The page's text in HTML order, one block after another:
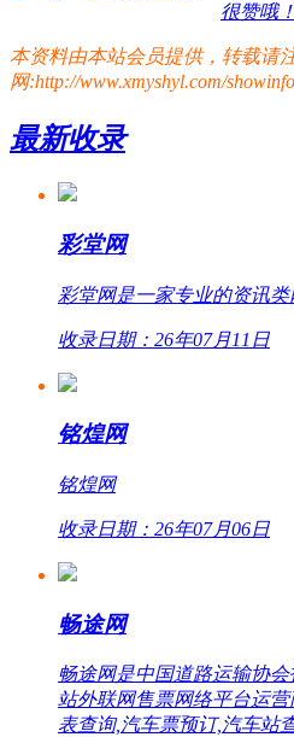
很赞哦
本资料由本站会员提供，转载请
网:http://www.xmyshyl.com/
最新收录
彩堂网
彩堂网是一家专业的资讯类
收录日期：26年07月11日
铭煌网
铭煌网
收录日期：26年07月06日
畅途网
畅途网是中国道路运输协
站外联网售票网络平台运
表查询,汽车票预订,汽车站